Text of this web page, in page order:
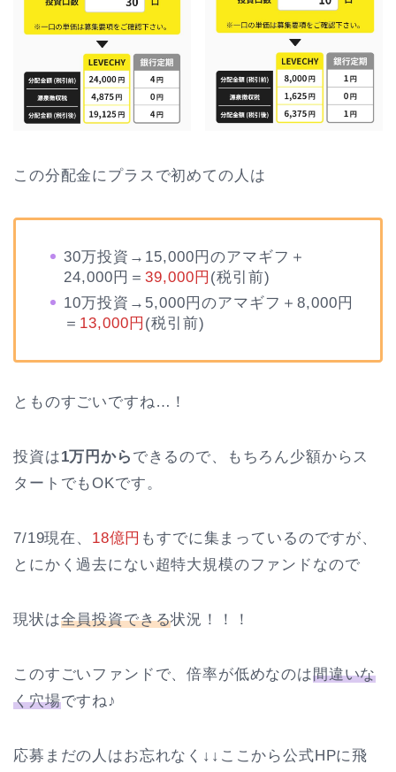
この分配金にプラスで初めての人は
30万投資→15,000円のアマギフ＋
24,000円＝ 39,000円 (税引前)
10万投資→5,000円のアマギフ＋8,000円
＝ 13,000円 (税引前)
とものすごいですね…！
投資は1万円から できるので、もちろん少額からス
タートでもOKです。
7/19現在、 18億円 もすでに集まっているのですが、
とにかく過去にない超特大規模のファンドなので
現状は全員投資できる状況！！！
このすごいファンドで、倍率が低めなのは間違いな
く穴場ですね♪
応募まだの人はお忘れなく↓↓ここから公式HPに飛